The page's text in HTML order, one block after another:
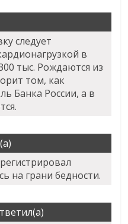
следует
в
тыс. Рождаются из
том, как
Банка России, а в
на грани бедности.